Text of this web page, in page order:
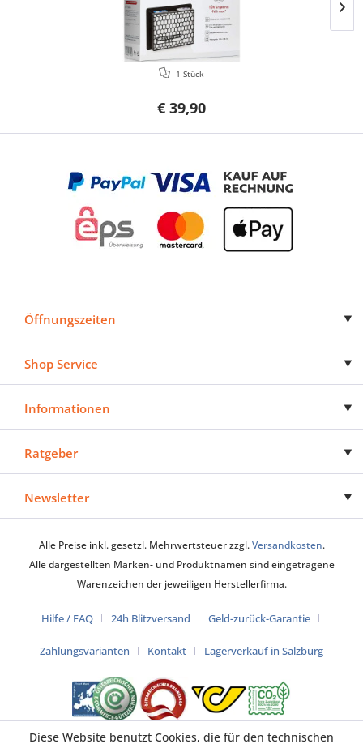
€ 39,90
1 Stück
Öffnungszeiten
Shop Service
Informationen
Ratgeber
Newsletter
Alle Preise inkl. gesetzl. Mehrwertsteuer zzgl.Versandkosten.
Alle dargestellten Marken- und Produktnamen sind eingetragene
Warenzeichen der jeweiligen Herstellerfirma.
Hilfe / FAQ 24h Blitzversand Geld-zurück-Garantie
Zahlungsvarianten Kontakt Lagerverkauf in Salzburg
Diese Website benutzt Cookies, die für den technischen